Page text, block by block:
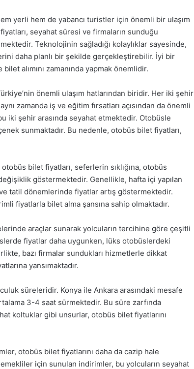
yerli hem de yabancı turistler için önemli bir ulaşım
seyahat süresi ve firmaların sunduğu
Teknolojinin sağladığı kolaylıklar sayesinde,
daha planlı bir şekilde gerçekleştirebilir. İyi bir
alımını zamanında yapmak önemlidir.
önemli ulaşım hatlarından biridir. Her iki şehir
zamanda iş ve eğitim fırsatları açısından da önemli
iki şehir arasında seyahat etmektedir. Otobüsle
sunmaktadır. Bu nedenle, otobüs bilet fiyatları,
bilet fiyatları, seferlerin sıklığına, otobüs
göstermektedir. Genellikle, hafta içi yapılan
tatil dönemlerinde fiyatlar artış göstermektedir.
fiyatlarla bilet alma şansına sahip olmaktadır.
araçlar sunarak yolcuların tercihine göre çeşitli
fiyatlar daha uygunken, lüks otobüslerdeki
bazı firmalar sundukları hizmetlerle dikkat
yansımaktadır.
süreleridir. Konya ile Ankara arasındaki mesafe
3-4 saat sürmektedir. Bu süre zarfında
koltuklar gibi unsurlar, otobüs bilet fiyatlarını
otobüs bilet fiyatlarını daha da cazip hale
için sunulan indirimler, bu yolcuların seyahat